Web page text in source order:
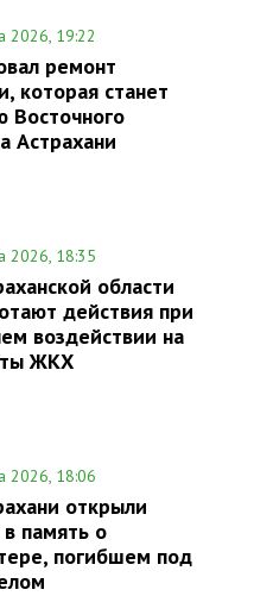
2026, 19:22
ремонт
которая станет
Восточного
Астрахани
2026, 18:35
области
действия при
воздействии на
ЖКХ
2026, 18:06
открыли
память о
погибшем под